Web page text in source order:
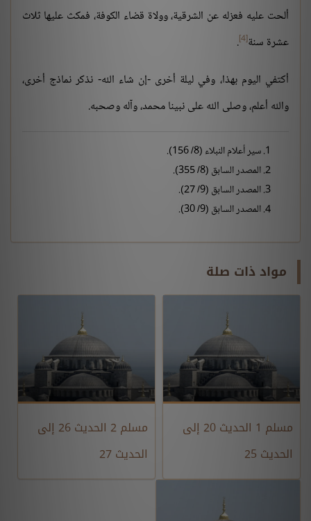
ألحت عليه فعزله عن الشرقية، وولاة قضاء الكوفة، فمكث عليها ثلاث
عشرة سنة[4]
.
أكتفي اليوم بهذا، وفي ليلة أخرى -إن شاء الله- نذكر نماذج أخرى،
والله أعلم، وصلى الله على نبينا محمد، وآله وصحبه.
سير أعلام النبلاء (8/ 156).
المصدر السابق (8/ 355).
المصدر السابق (9/ 27).
المصدر السابق (9/ 30).
مواد ذات صلة
مسلم 1 الحديث 20 إلى
الحديث 25
مسلم 2 الحديث 26 إلى
الحديث 27